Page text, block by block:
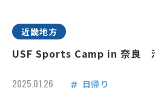
近畿地方
USF Sports Camp in 奈良
2025.01.26 日帰り